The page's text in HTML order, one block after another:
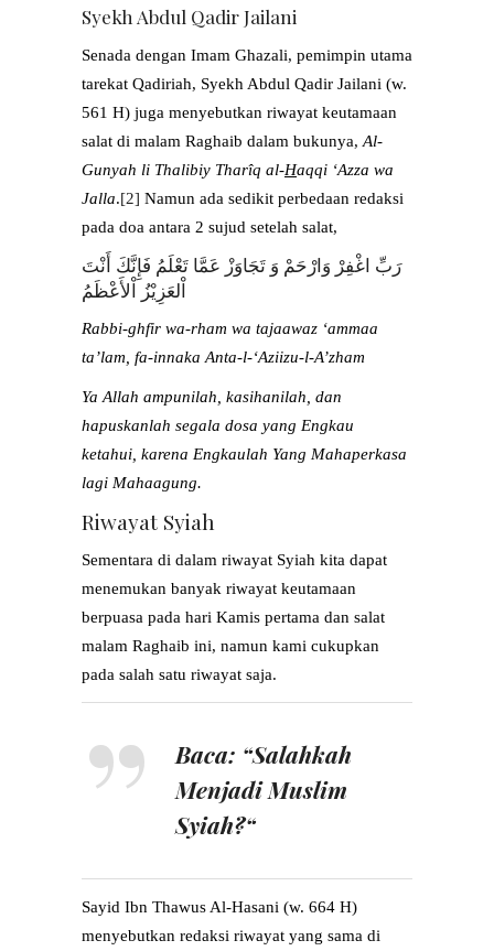
Syekh Abdul Qadir Jailani
Senada dengan Imam Ghazali, pemimpin utama
tarekat Qadiriah, Syekh Abdul Qadir Jailani (w.
561 H) juga menyebutkan riwayat keutamaan
salat di malam Raghaib dalam bukunya, Al-
Gunyah li Thalibiy Tharîq al-Haqqi ‘Azza wa
Jalla.[2] Namun ada sedikit perbedaan redaksi
pada doa antara 2 sujud setelah salat,
رَبِّ اغْفِرْ وَارْحَمْ وَ تَجَاوَزْ عَمَّا تَعْلَمُ فَإِنَّكَ أَنْتَ
اْلعَزِيْزُ اْلأَعْظَمُ
Rabbi-ghfir wa-rham wa tajaawaz ‘ammaa
ta’lam, fa-innaka Anta-l-‘Aziizu-l-A’zham
Ya Allah ampunilah, kasihanilah, dan
hapuskanlah segala dosa yang Engkau
ketahui, karena Engkaulah Yang Mahaperkasa
lagi Mahaagung.
Riwayat Syiah
Sementara di dalam riwayat Syiah kita dapat
menemukan banyak riwayat keutamaan
berpuasa pada hari Kamis pertama dan salat
malam Raghaib ini, namun kami cukupkan
pada salah satu riwayat saja.
Baca: “Salahkah
Menjadi Muslim
Syiah?“
Sayid Ibn Thawus Al-Hasani (w. 664 H)
menyebutkan redaksi riwayat yang sama di